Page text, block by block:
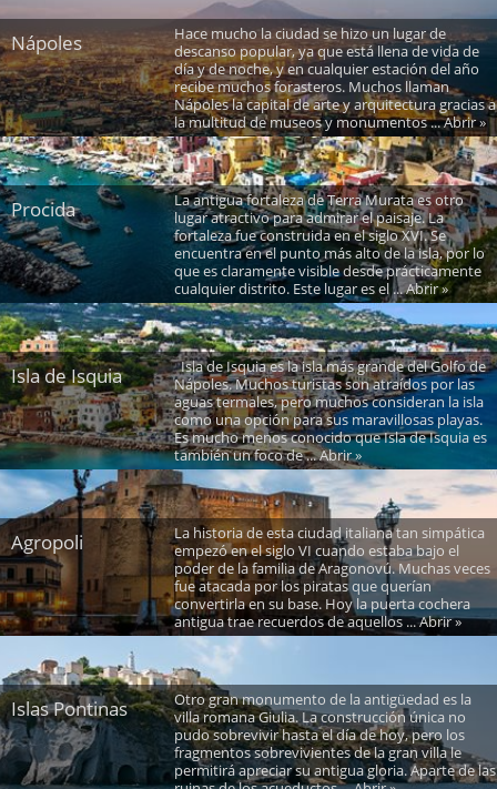
Nápoles
Hace mucho la ciudad se hizo un lugar de
descanso popular, ya que está llena de vida de
día y de noche, y en cualquier estación del año
recibe muchos forasteros. Muchos llaman
Nápoles la capital de arte y arquitectura gracias a
la multitud de museos y monumentos ... Abrir »
Procida
La antigua fortaleza de Terra Murata es otro
lugar atractivo para admirar el paisaje. La
fortaleza fue construida en el siglo XVI. Se
encuentra en el punto más alto de la isla, por lo
que es claramente visible desde prácticamente
cualquier distrito. Este lugar es el ... Abrir »
Isla de Isquia
Isla de Isquia es la isla más grande del Golfo de
Nápoles. Muchos turistas son atraídos por las
aguas termales, pero muchos consideran la isla
como una opción para sus maravillosas playas.
Es mucho menos conocido que Isla de Isquia es
también un foco de ... Abrir »
Agropoli
La historia de esta ciudad italiana tan simpática
empezó en el siglo VI cuando estaba bajo el
poder de la familia de Aragonovú. Muchas veces
fue atacada por los piratas que querían
convertirla en su base. Hoy la puerta cochera
antigua trae recuerdos de aquellos ... Abrir »
Islas Pontinas
Otro gran monumento de la antigüedad es la
villa romana Giulia. La construcción única no
pudo sobrevivir hasta el día de hoy, pero los
fragmentos sobrevivientes de la gran villa le
permitirá apreciar su antigua gloria. Aparte de las